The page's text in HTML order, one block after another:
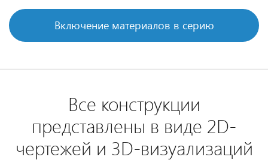
Включение материалов в серию
Все конструкции
представлены в виде 2D-
чертежей и 3D-визуализаций